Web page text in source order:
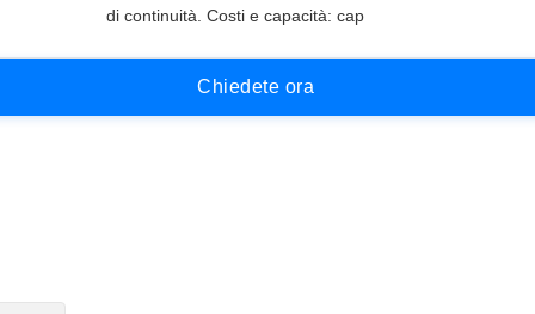
di continuità. Costi e capacità: cap
C hiedete ora